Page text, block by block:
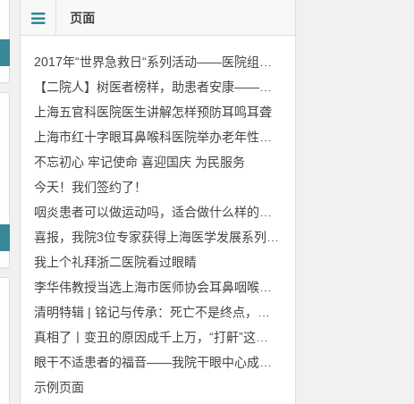
页面
上海五官科医院医生讲解怎样预防耳鸣耳聋
不忘初心 牢记使命 喜迎国庆 为民服务
今天！我们签约了！
我上个礼拜浙二医院看过眼睛
示例页面